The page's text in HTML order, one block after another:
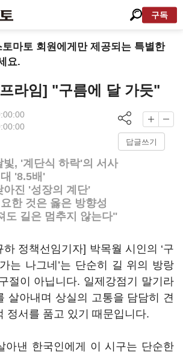
구독
토마토 회원에게만 제공되는 특별한
요.
라임] "구름에 달 가듯"
답글쓰기
빛, '계단식 하락'의 서사
'8.5배'
아진 '성장의 계단'
한 것은 옳은 방향성
도 길은 멈추지 않는다"
하 정책선임기자] 박목월 시인의 ‘구
는 나그네’는 단순히 길 위의 방랑
절이 아닙니다. 일제강점기 말기라
살아내며 상실의 고통을 담담히 견
정서를 품고 있기 때문입니다.
아낸 한국인에게 이 시구는 단순한